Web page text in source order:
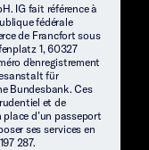
IG fait référence à
fédérale
de Francfort sous
1, 60327
d'enregistrement
für
Bundesbank. Ces
et de
d’un passeport
ses services en
287.